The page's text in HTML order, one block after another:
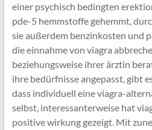
einer psychisch bedingten
pde-5 hemmstoffe gehemmt,
sie außerdem benzinkosten und
die einnahme von viagra
beziehungsweise ihrer ärztin
ihre bedürfnisse angepasst, gibt
dass individuell eine viagra-
selbst, interessanterweise hat
positive wirkung gezeigt. Mit